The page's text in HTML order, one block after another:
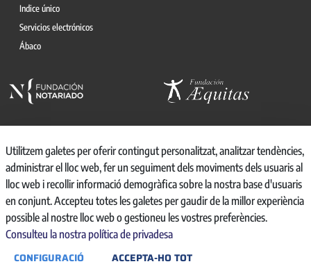
Indice único
Servicios electrónicos
Ábaco
© 2026, CONSEJO GENERAL DEL NOTARIO
CANAL INTERNO DE INFORMACIÓN
REGISTRO DE ACTIVIDADES DE TRATAMIENTO
AVISO LEGAL
Utilitzem galetes per oferir contingut personalitzat, analitzar tendències,
administrar el lloc web, fer un seguiment dels moviments dels usuaris al
lloc web i recollir informació demogràfica sobre la nostra base d'usuaris
en conjunt. Accepteu totes les galetes per gaudir de la millor experiència
possible al nostre lloc web o gestioneu les vostres preferències.
Consulteu la nostra política de privadesa
CONFIGURACIÓ ACCEPTA-HO TOT